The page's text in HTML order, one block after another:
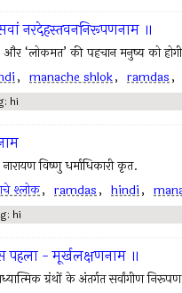
नरदेहस्तवननिरूपणनाम ॥
और ‘लोकमत’ की पहचान मनुष्य को
, manache shlok, ramdas,
hi
विष्णु धर्माधिकारी कृत.
श्लोक, ramdas, hindi,
hi
- मूर्खलक्षणनाम ॥
ग्रंथों के अंतर्गत सर्वांगीण